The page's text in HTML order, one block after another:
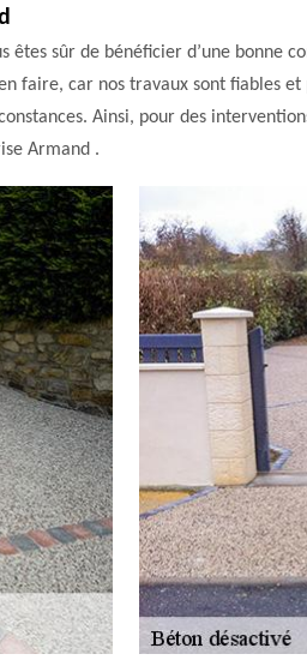
sûr de bénéficier d’une bonne
faire, car nos travaux sont fiables
Ainsi, pour des
Armand .